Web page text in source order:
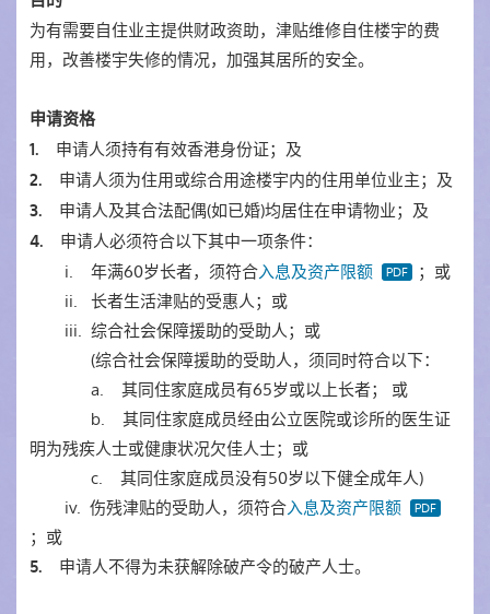
为有需要自住业主提供财政资助，津贴维修自住楼宇的费
用，改善楼宇失修的情况，加强其居所的安全。
申请资格
1. 申请人须持有有效香港身份证；及
2. 申请人须为住用或综合用途楼宇内的住用单位业主；及
3. 申请人及其合法配偶(如已婚)均居住在申请物业；及
4. 申请人必须符合以下其中一项条件：
i. 年满60岁长者，须符合入息及资产限额
；或
ii. 长者生活津贴的受惠人；或
iii. 综合社会保障援助的受助人；或
(综合社会保障援助的受助人，须同时符合以下：
a. 其同住家庭成员有65岁或以上长者； 或
b. 其同住家庭成员经由公立医院或诊所的医生证
明为残疾人士或健康状况欠佳人士；或
c. 其同住家庭成员没有50岁以下健全成年人)
iv. 伤残津贴的受助人，须符合入息及资产限额
；或
5. 申请人不得为未获解除破产令的破产人士。